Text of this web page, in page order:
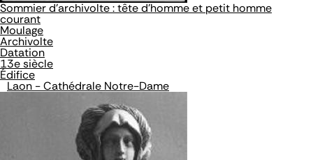
Sommier d'archivolte : tête d'homme et petit homme
courant
Moulage
Archivolte
Datation
13e siècle
Édifice
Laon - Cathédrale Notre-Dame